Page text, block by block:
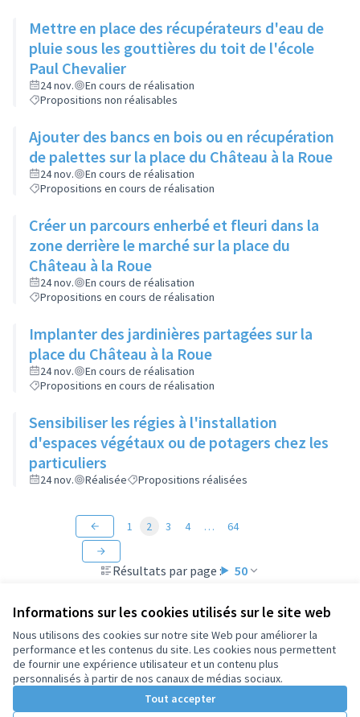
Informations sur les cookies utilisés sur le site web
Nous utilisons des cookies sur notre site Web pour améliorer la
performance et les contenus du site. Les cookies nous permettent
de fournir une expérience utilisateur et un contenu plus
personnalisés à partir de nos canaux de médias sociaux.
Tout accepter
Mettre en place des récupérateurs d'eau de
pluie sous les gouttières du toit de l'école
Paul Chevalier
24 nov.
En cours de réalisation
Propositions non réalisables
Ajouter des bancs en bois ou en récupération
de palettes sur la place du Château à la Roue
24 nov.
En cours de réalisation
Propositions en cours de réalisation
Créer un parcours enherbé et fleuri dans la
zone derrière le marché sur la place du
Château à la Roue
24 nov.
En cours de réalisation
Propositions en cours de réalisation
Implanter des jardinières partagées sur la
place du Château à la Roue
24 nov.
En cours de réalisation
Propositions en cours de réalisation
Sensibiliser les régies à l'installation
d'espaces végétaux ou de potagers chez les
particuliers
24 nov. Réalisée Propositions réalisées
Résultats par page : 50
1 2 3 4 … 64
Conditions d'utilisation
Paramètres des cookies